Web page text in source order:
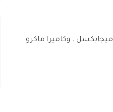
كاميرا خلفية ثلاثية: كاميرا رئيسية بدقة 50 ميجابكسل ، وكاميرا واسعة الزاوية بدقة 8 ميجابكسل ، وكاميرا ماكرو